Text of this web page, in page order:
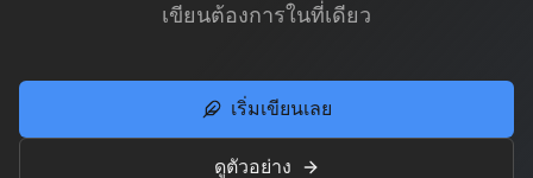
เขียนต้องการในที่เดียว
เริ่มเขียนเลย
ดูตัวอย่าง